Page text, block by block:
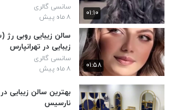
۰۱:۱۰
سانسی گالری
۸ ماه پیش
۰۱:۵۸
سالن زیبایی روبی
زیبایی در تهرانپارس
سانسی گالری
۸ ماه پیش
بهترین سالن زیبایی
نارسیس